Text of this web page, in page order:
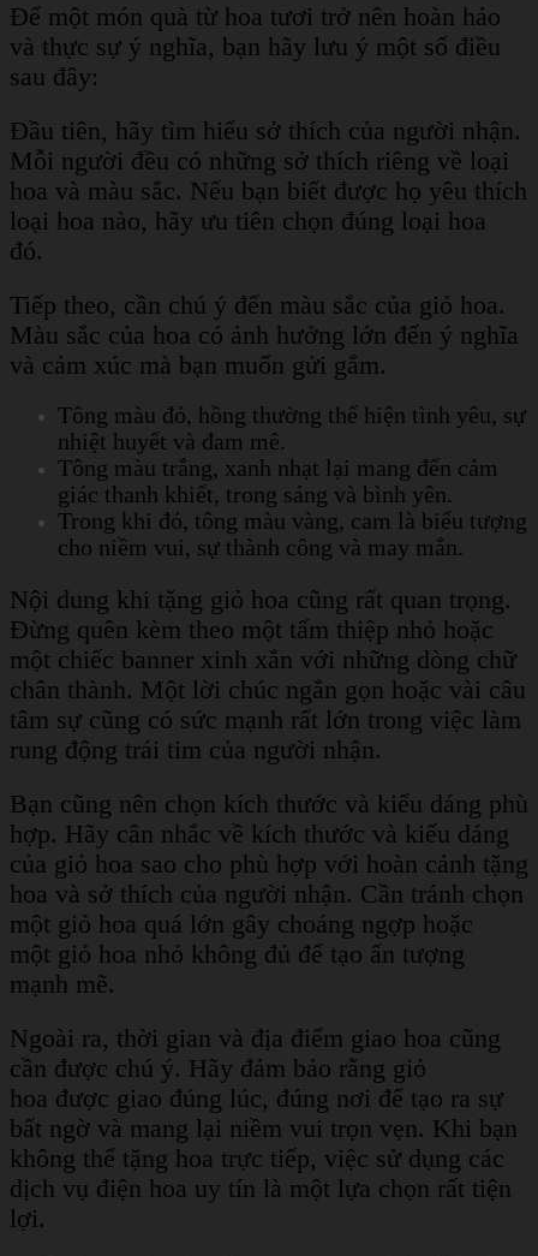
Để một món quà từ hoa tươi trở nên hoàn hảo
và thực sự ý nghĩa, bạn hãy lưu ý một số điều
sau đây:
Đầu tiên, hãy tìm hiểu sở thích của người nhận.
Mỗi người đều có những sở thích riêng về loại
hoa và màu sắc. Nếu bạn biết được họ yêu thích
loại hoa nào, hãy ưu tiên chọn đúng loại hoa
đó.
Tiếp theo, cần chú ý đến màu sắc của giỏ hoa.
Màu sắc của hoa có ảnh hưởng lớn đến ý nghĩa
và cảm xúc mà bạn muốn gửi gắm.
Tông màu đỏ, hồng thường thể hiện tình yêu, sự
nhiệt huyết và đam mê.
Tông màu trắng, xanh nhạt lại mang đến cảm
giác thanh khiết, trong sáng và bình yên.
Trong khi đó, tông màu vàng, cam là biểu tượng
cho niềm vui, sự thành công và may mắn.
Nội dung khi tặng giỏ hoa cũng rất quan trọng.
Đừng quên kèm theo một tấm thiệp nhỏ hoặc
một chiếc banner xinh xắn với những dòng chữ
chân thành. Một lời chúc ngắn gọn hoặc vài câu
tâm sự cũng có sức mạnh rất lớn trong việc làm
rung động trái tim của người nhận.
Bạn cũng nên chọn kích thước và kiểu dáng phù
hợp. Hãy cân nhắc về kích thước và kiểu dáng
của giỏ hoa sao cho phù hợp với hoàn cảnh tặng
hoa và sở thích của người nhận. Cần tránh chọn
một giỏ hoa quá lớn gây choáng ngợp hoặc
một giỏ hoa nhỏ không đủ để tạo ấn tượng
mạnh mẽ.
Ngoài ra, thời gian và địa điểm giao hoa cũng
cần được chú ý. Hãy đảm bảo rằng giỏ
hoa được giao đúng lúc, đúng nơi để tạo ra sự
bất ngờ và mang lại niềm vui trọn vẹn. Khi bạn
không thể tặng hoa trực tiếp, việc sử dụng các
dịch vụ điện hoa uy tín là một lựa chọn rất tiện
lợi.